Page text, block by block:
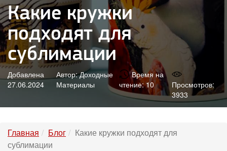
Какие кружки
подходят для
сублимации
Добавлена
27.06.2024
Автор: Доходные
Материалы
Время на
чтение: 10
Просмотров:
3933
Главная Блог
Какие кружки подходят для
сублимации